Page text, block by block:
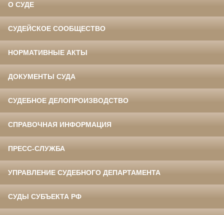
О СУДЕ
СУДЕЙСКОЕ СООБЩЕСТВО
НОРМАТИВНЫЕ АКТЫ
ДОКУМЕНТЫ СУДА
СУДЕБНОЕ ДЕЛОПРОИЗВОДСТВО
СПРАВОЧНАЯ ИНФОРМАЦИЯ
ПРЕСС-СЛУЖБА
УПРАВЛЕНИЕ СУДЕБНОГО ДЕПАРТАМЕНТА
СУДЫ СУБЪЕКТА РФ